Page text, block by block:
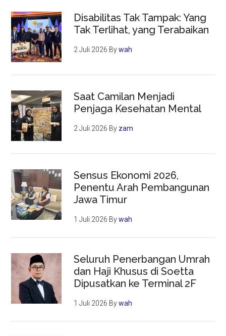
Disabilitas Tak Tampak: Yang
Tak Terlihat, yang Terabaikan
2 Juli 2026 Bywah
Saat Camilan Menjadi
Penjaga Kesehatan Mental
2 Juli 2026 By zam
Sensus Ekonomi 2026,
Penentu Arah Pembangunan
Jawa Timur
1 Juli 2026 Bywah
Seluruh Penerbangan Umrah
dan Haji Khusus di Soetta
Dipusatkan ke Terminal 2F
1 Juli 2026 Bywah